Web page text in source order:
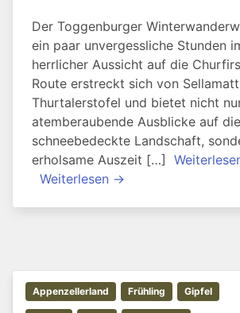
Der Toggenburger
ein paar unvergessliche Stunden
herrlicher Aussicht auf die
Route erstreckt sich von
Thurtalerstofel und bietet nicht
atemberaubende Ausblicke auf die
schneebedeckte Landschaft,
erholsame Auszeit […]
Weiterlesen →
Appenzellerland Frühling Gipfel